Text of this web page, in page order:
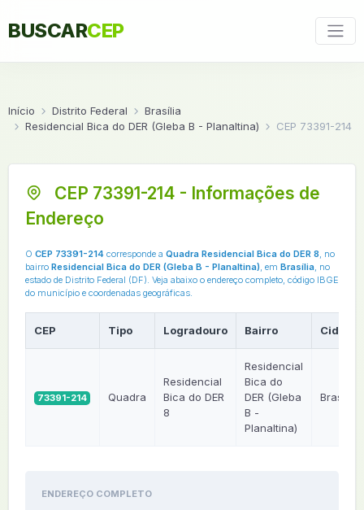
BUSCARCEP
Início Distrito Federal
Brasília
Residencial Bica do DER (Gleba B - Planaltina)
CEP 73391-214
CEP 73391-214 - Informações de
Endereço
O CEP 73391-214 corresponde a Quadra Residencial Bica do DER 8, no
bairro Residencial Bica do DER (Gleba B - Planaltina), em Brasília, no
estado de Distrito Federal (DF). Veja abaixo o endereço completo, código IBGE
do município e coordenadas geográficas.
CEP Tipo Logradouro Bairro Cidade
73391-214 Quadra
Residencial
Bica do DER
8
Residencial
Bica do
DER (Gleba
B -
Planaltina)
Brasília
ENDEREÇO COMPLETO